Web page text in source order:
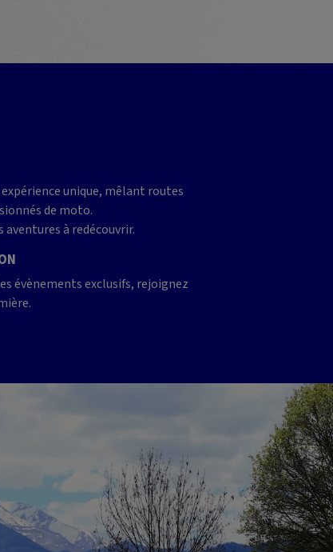
unique, mêlant routes
de moto.
à redécouvrir.
évènements exclusifs, rejoignez